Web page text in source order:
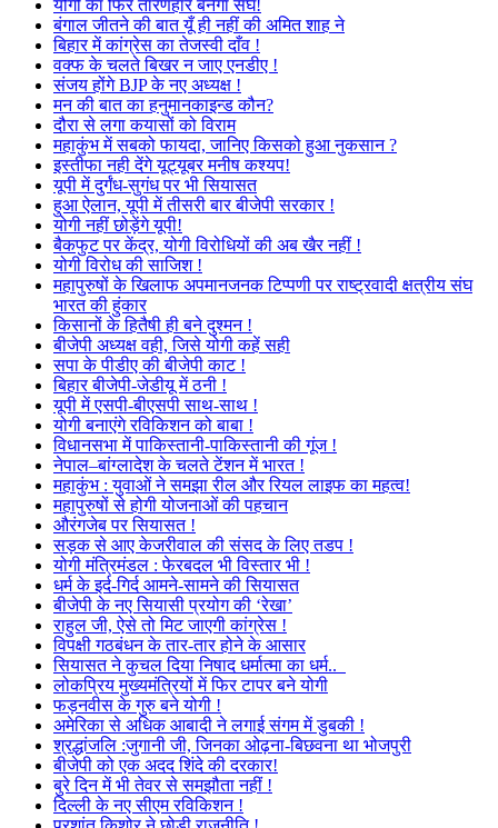
योगी का फिर तारणहार बनेगा संघ!
बंगाल जीतने की बात यूँ ही नहीं की अमित शाह ने
बिहार में कांग्रेस का तेजस्वी दाँव !
वक्फ के चलते बिखर न जाए एनडीए !
संजय होंगे BJP के नए अध्यक्ष !
मन की बात का हनुमानकाइन्ड कौन?
दौरा से लगा कयासों को विराम
महाकुंभ में सबको फायदा, जानिए किसको हुआ नुकसान ?
इस्तीफा नही देंगे यूट्यूबर मनीष कश्यप!
यूपी में दुर्गंध-सुगंध पर भी सियासत
हुआ ऐलान, यूपी में तीसरी बार बीजेपी सरकार !
योगी नहीं छोड़ेंगे यूपी!
बैकफुट पर केंद्र, योगी विरोधियों की अब खैर नहीं !
योगी विरोध की साजिश !
महापुरुषों के खिलाफ अपमानजनक टिप्पणी पर राष्ट्रवादी क्षत्रीय संघ
भारत की हुंकार
किसानों के हितैषी ही बने दुश्मन !
बीजेपी अध्यक्ष वही, जिसे योगी कहें सही
सपा के पीडीए की बीजेपी काट !
बिहार बीजेपी-जेडीयू में ठनी !
यूपी में एसपी-बीएसपी साथ-साथ !
योगी बनाएंगे रविकिशन को बाबा !
विधानसभा में पाकिस्तानी-पाकिस्तानी की गूंज !
नेपाल–बांग्लादेश के चलते टेंशन में भारत !
महाकुंभ : युवाओं ने समझा रील और रियल लाइफ का महत्व!
महापुरुषों से होगी योजनाओं की पहचान
औरंगजेब पर सियासत !
सड़क से आए केजरीवाल की संसद के लिए तडप !
योगी मंत्रिमंडल : फेरबदल भी विस्तार भी !
धर्म के इर्द-गिर्द आमने-सामने की सियासत
बीजेपी के नए सियासी प्रयोग की ‘रेखा’
राहुल जी, ऐसे तो मिट जाएगी कांग्रेस !
विपक्षी गठबंधन के तार-तार होने के आसार
सियासत ने कुचल दिया निषाद धर्मात्मा का धर्म..
लोकप्रिय मुख्यमंत्रियों में फिर टापर बने योगी
फड़नवीस के गुरु बने योगी !
अमेरिका से अधिक आबादी ने लगाई संगम में डुबकी !
श्रद्धांजलि :जुगानी जी, जिनका ओढ़ना-बिछवना था भोजपुरी
बीजेपी को एक अदद शिंदे की दरकार!
बुरे दिन में भी तेवर से समझौता नहीं !
दिल्ली के नए सीएम रविकिशन !